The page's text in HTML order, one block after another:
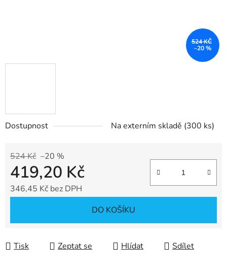
Dostupnost Na externím skladě (300 ks)
524 Kč –20 %
419,20 Kč
346,45 Kč bez DPH
DO KOŠÍKU
Tisk Zeptat se Hlídat Sdílet
524 KČ
–20 %